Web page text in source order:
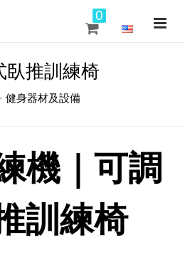
0
臥推訓練椅
健身器材及設備
機｜可調
訓練椅